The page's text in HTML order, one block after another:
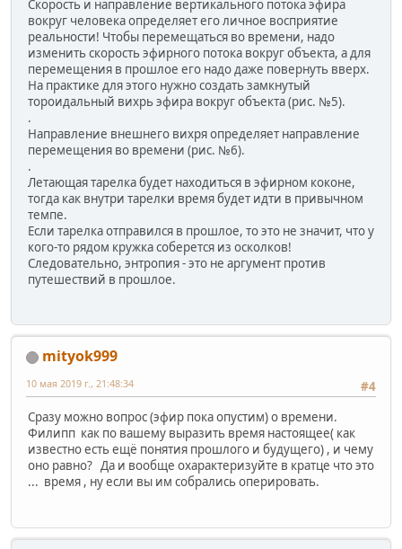
Скорость и направление вертикального потока эфира
вокруг человека определяет его личное восприятие
реальности! Чтобы перемещаться во времени, надо
изменить скорость эфирного потока вокруг объекта, а для
перемещения в прошлое его надо даже повернуть вверх.
На практике для этого нужно создать замкнутый
тороидальный вихрь эфира вокруг объекта (рис. №5).
.
Направление внешнего вихря определяет направление
перемещения во времени (рис. №6).
.
Летающая тарелка будет находиться в эфирном коконе,
тогда как внутри тарелки время будет идти в привычном
темпе.
Если тарелка отправился в прошлое, то это не значит, что у
кого-то рядом кружка соберется из осколков!
Следовательно, энтропия - это не аргумент против
путешествий в прошлое.
mityok999
#4
10 мая 2019 г., 21:48:34
Сразу можно вопрос (эфир пока опустим) о времени.
Филипп как по вашему выразить время настоящее( как
известно есть ещё понятия прошлого и будущего) , и чему
оно равно? Да и вообще охарактеризуйте в кратце что это
... время , ну если вы им собрались оперировать.